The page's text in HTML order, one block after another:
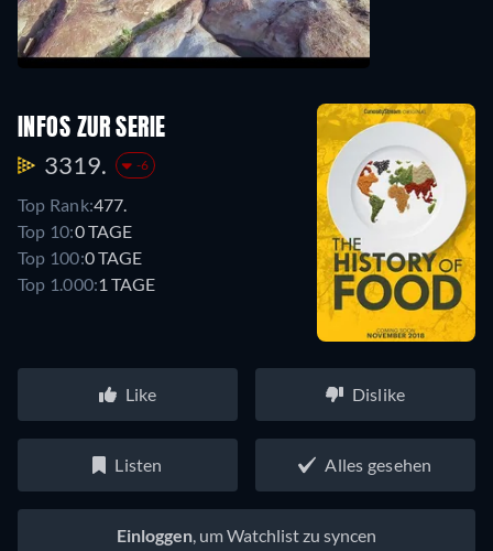
INFOS ZUR SERIE
3319. -6
Top Rank:477.
Top 10:0 TAGE
Top 100:0 TAGE
Top 1.000:1 TAGE
Like Dislike
Listen Alles gesehen
Einloggen, um Watchlist zu syncen